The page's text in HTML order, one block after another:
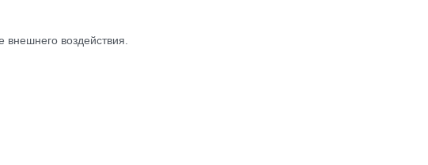
воздействия.